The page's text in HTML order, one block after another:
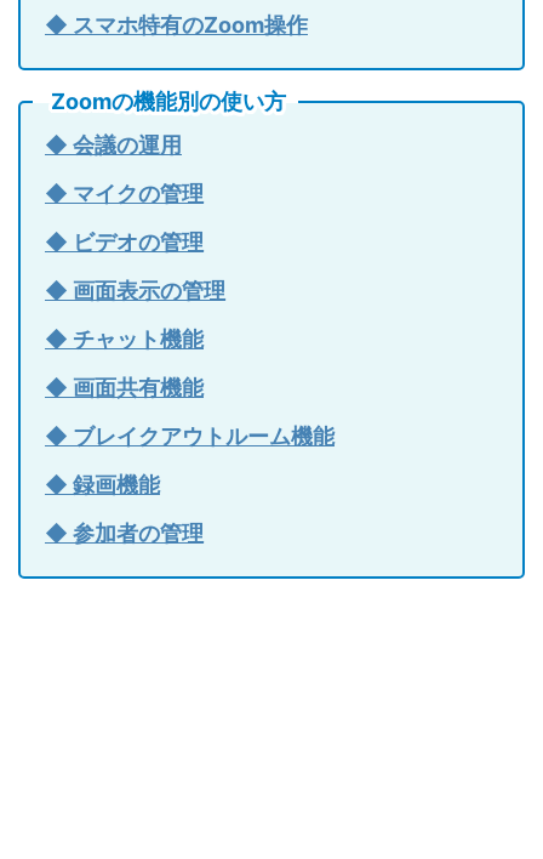
◆ スマホ特有のZoom操作
Zoomの機能別の使い方
◆ 会議の運用
◆ マイクの管理
◆ ビデオの管理
◆ 画面表示の管理
◆ チャット機能
◆ 画面共有機能
◆ ブレイクアウトルーム機能
◆ 録画機能
◆ 参加者の管理